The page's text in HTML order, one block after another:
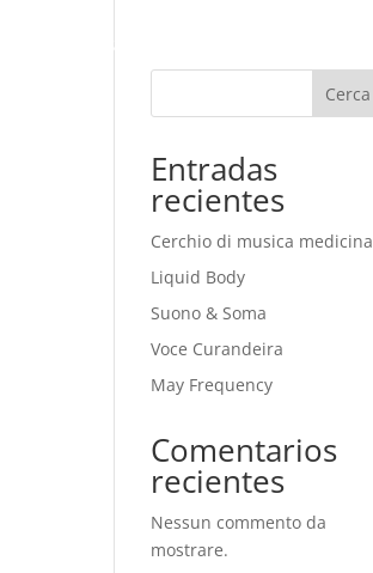
Cerca
Entradas
recientes
Cerchio di musica medicina
Liquid Body
Suono & Soma
Voce Curandeira
May Frequency
Comentarios
recientes
Nessun commento da
mostrare.